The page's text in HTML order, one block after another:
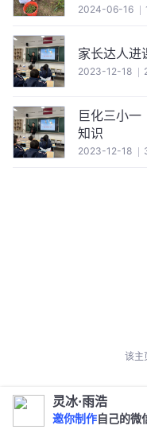
2024-06-16
家长达人进
2023-12-18
巨化三小一（2）班 家长
知识
2023-12-18
该主
灵冰·雨浩
邀你制作 自己的微